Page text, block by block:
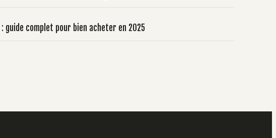
guide complet pour bien acheter en 2025